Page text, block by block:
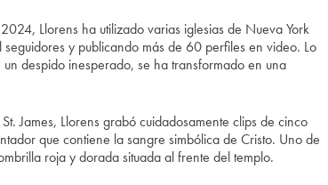
Llorens ha utilizado varias iglesias de Nueva York
y publicando más de 60 perfiles en video. Lo
despido inesperado, se ha transformado en una
James, Llorens grabó cuidadosamente clips de cinco
que contiene la sangre simbólica de Cristo. Uno de
roja y dorada situada al frente del templo.